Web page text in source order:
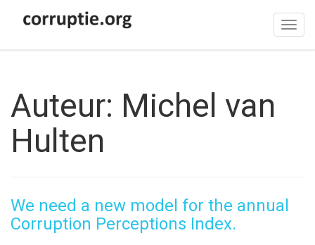
Auteur: Michel van
Hulten
We need a new model for the annual
Corruption Perceptions Index.